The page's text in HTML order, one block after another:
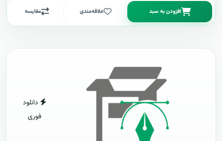
افزودن به سبد علاقه‌مندی مقایسه
دانلود
فوری